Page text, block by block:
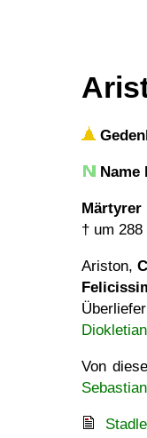
Name
Märtyrer
† um 288
Ariston,
Diokletian
Von
Sebastian